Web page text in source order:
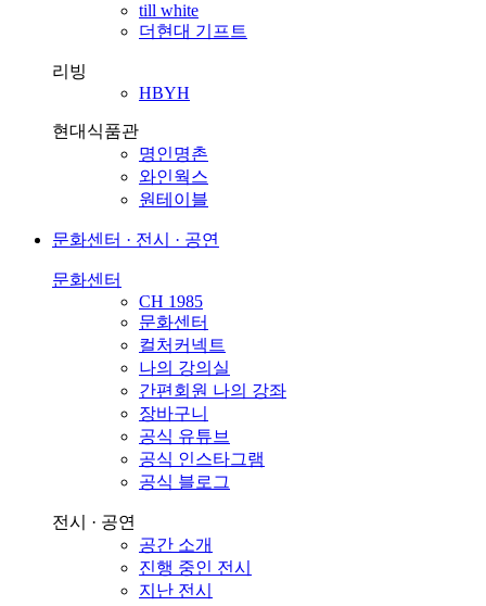
till white
더현대 기프트
리빙
HBYH
현대식품관
명인명촌
와인웍스
원테이블
문화센터 · 전시 · 공연
문화센터
CH 1985
문화센터
컬처커넥트
나의 강의실
간편회원 나의 강좌
장바구니
공식 유튜브
공식 인스타그램
공식 블로그
전시 · 공연
공간 소개
진행 중인 전시
지난 전시